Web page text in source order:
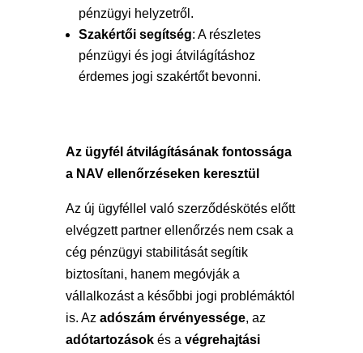
pénzügyi helyzetről.
Szakértői segítség: A részletes
pénzügyi és jogi átvilágításhoz
érdemes jogi szakértőt bevonni.
Az ügyfél átvilágításának fontossága
a NAV ellenőrzéseken keresztül
Az új ügyféllel való szerződéskötés előtt
elvégzett partner ellenőrzés nem csak a
cég pénzügyi stabilitását segítik
biztosítani, hanem megóvják a
vállalkozást a későbbi jogi problémáktól
is. Az adószám érvényessége, az
adótartozásokés a végrehajtási